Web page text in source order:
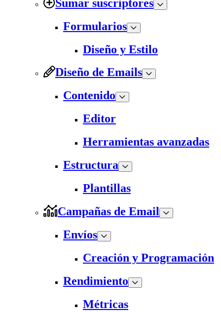
Sumar suscriptores
Formularios
Diseño y Estilo
Diseño de Emails
Contenido
Editor
Herramientas avanzadas
Estructura
Plantillas
Campañas de Email
Envíos
Creación y Programación
Rendimiento
Métricas